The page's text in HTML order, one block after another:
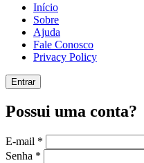
Início
Sobre
Ajuda
Fale Conosco
Privacy Policy
Entrar
Possui uma conta?
E-mail *
Senha *